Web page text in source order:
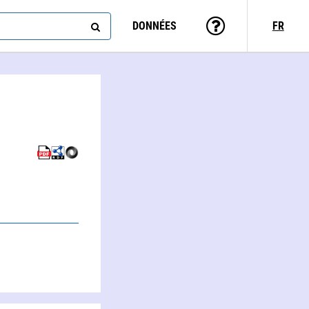
DONNÉES FR